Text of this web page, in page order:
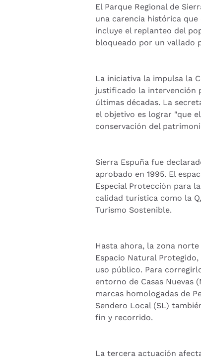
El Parque Regional de
una carencia histórica
incluye el replanteo del
bloqueado por un vallado
La iniciativa la impulsa la
justificado la intervención
últimas décadas. La
el objetivo es lograr "que
conservación del
Sierra Espuña fue
aprobado en 1995. El
Especial Protección para
calidad turística como la
Turismo Sostenible.
Hasta ahora, la zona
Espacio Natural
uso público. Para
entorno de Casas Nuevas
marcas homologadas de
Sendero Local (SL)
fin y recorrido.
La tercera actuación